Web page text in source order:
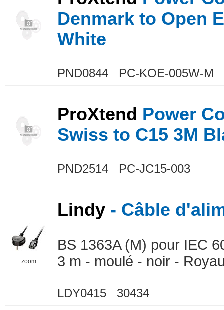
Denmark to Open
White
PND0844 PC-KOE-005W-M
ProXtend Power
Swiss to C15 3M
PND2514 PC-JC15-003
zoom
Lindy - Câble
BS 1363A (M) pour IEC
3 m - moulé - noir -
LDY0415 30434